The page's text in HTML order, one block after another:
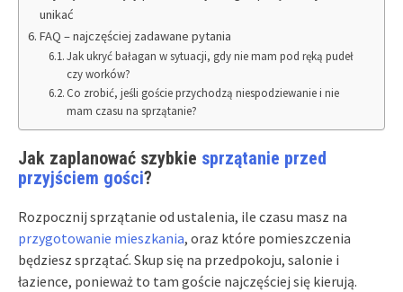
unikać
FAQ – najczęściej zadawane pytania
Jak ukryć bałagan w sytuacji, gdy nie mam pod ręką pudeł
czy worków?
Co zrobić, jeśli goście przychodzą niespodziewanie i nie
mam czasu na sprzątanie?
Jak zaplanować szybkie sprzątanie przed
przyjściem gości?
Rozpocznij sprzątanie od ustalenia, ile czasu masz na
przygotowanie mieszkania, oraz które pomieszczenia
będziesz sprzątać. Skup się na przedpokoju, salonie i
łazience, ponieważ to tam goście najczęściej się kierują.